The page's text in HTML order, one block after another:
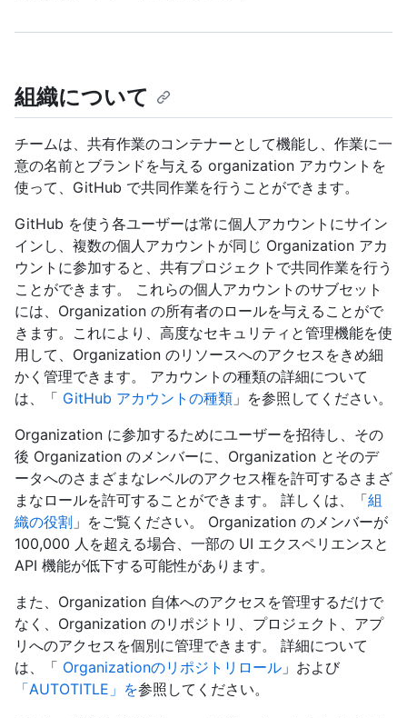
組織について
チームは、共有作業のコンテナーとして機能し、作業に一
意の名前とブランドを与える organization アカウントを
使って、GitHub で共同作業を行うことができます。
GitHub を使う各ユーザーは常に個人アカウントにサイン
インし、複数の個人アカウントが同じ Organization アカ
ウントに参加すると、共有プロジェクトで共同作業を行う
ことができます。 これらの個人アカウントのサブセット
には、Organization の所有者のロールを与えることがで
きます。これにより、高度なセキュリティと管理機能を使
用して、Organization のリソースへのアクセスをきめ細
かく管理できます。 アカウントの種類の詳細について
は、「 GitHub アカウントの種類 」を参照してください。
Organization に参加するためにユーザーを招待し、その
後 Organization のメンバーに、Organization とそのデ
ータへのさまざまなレベルのアクセス権を許可するさまざ
まなロールを許可することができます。 詳しくは、「組
織の役割 」をご覧ください。 Organization のメンバーが
100,000 人を超える場合、一部の UI エクスペリエンスと
API 機能が低下する可能性があります。
また、Organization 自体へのアクセスを管理するだけで
なく、Organization のリポジトリ、プロジェクト、アプ
リへのアクセスを個別に管理できます。 詳細について
は、「 Organizationのリポジトリロール 」および
「AUTOTITLE」を参照してください。